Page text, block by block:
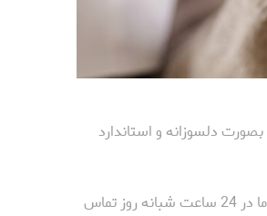
دلسوزانه و استاندارد
برای دریافت خدمات مراقبت از سالمند در منزل و بیمارستان در شهر شیراز می توانید با تلفن های ما در 24 ساعت شبانه روز تماس